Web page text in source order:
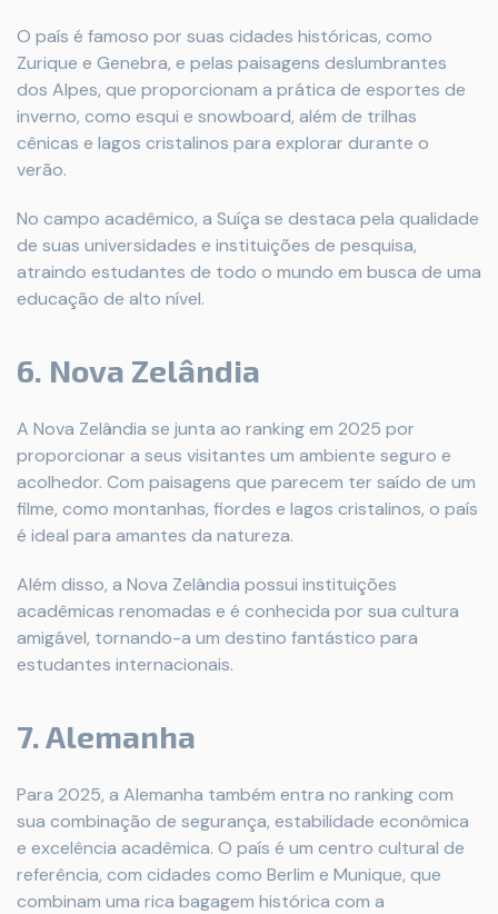
O país é famoso por suas cidades históricas, como
Zurique e Genebra, e pelas paisagens deslumbrantes
dos Alpes, que proporcionam a prática de esportes de
inverno, como esqui e snowboard, além de trilhas
cênicas e lagos cristalinos para explorar durante o
verão.
No campo acadêmico, a Suíça se destaca pela qualidade
de suas universidades e instituições de pesquisa,
atraindo estudantes de todo o mundo em busca de uma
educação de alto nível.
6. Nova Zelândia
A Nova Zelândia se junta ao ranking em 2025 por
proporcionar a seus visitantes um ambiente seguro e
acolhedor. Com paisagens que parecem ter saído de um
filme, como montanhas, fiordes e lagos cristalinos, o país
é ideal para amantes da natureza.
Além disso, a Nova Zelândia possui instituições
acadêmicas renomadas e é conhecida por sua cultura
amigável, tornando-a um destino fantástico para
estudantes internacionais.
7. Alemanha
Para 2025, a Alemanha também entra no ranking com
sua combinação de segurança, estabilidade econômica
e excelência acadêmica. O país é um centro cultural de
referência, com cidades como Berlim e Munique, que
combinam uma rica bagagem histórica com a